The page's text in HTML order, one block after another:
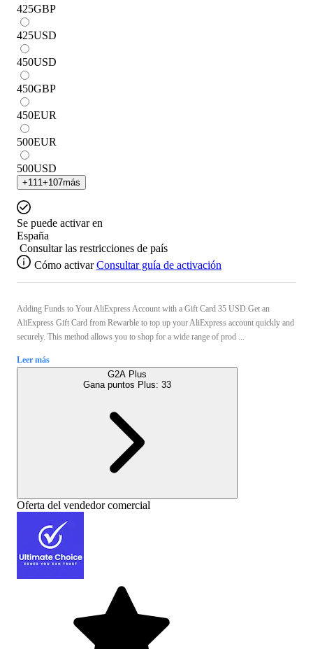
425GBP
425USD
450USD
450GBP
450EUR
500EUR
500USD
+111 +107más
Se puede activar en
España
Consultar las restricciones de país
Cómo activar Consultar guía de activación
Adding Funds to Your AliExpress Account with a Gift Card 35 USD.Get an
AliExpress Gift Card from Rewarble to top up your AliExpress account quickly and
securely. This method allows you to shop for a wide range of prod ...
Leer más
G2A Plus
Gana puntos Plus: 33
Oferta del vendedor comercial